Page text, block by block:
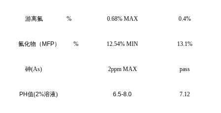
游离氟 % 0.68% MAX 0.4%
氟化物（ MFP） % 12.54% MIN 13.1%
砷(As) 2ppm MAX pass
PH值(2%溶液) 6.5-8.0 7.12